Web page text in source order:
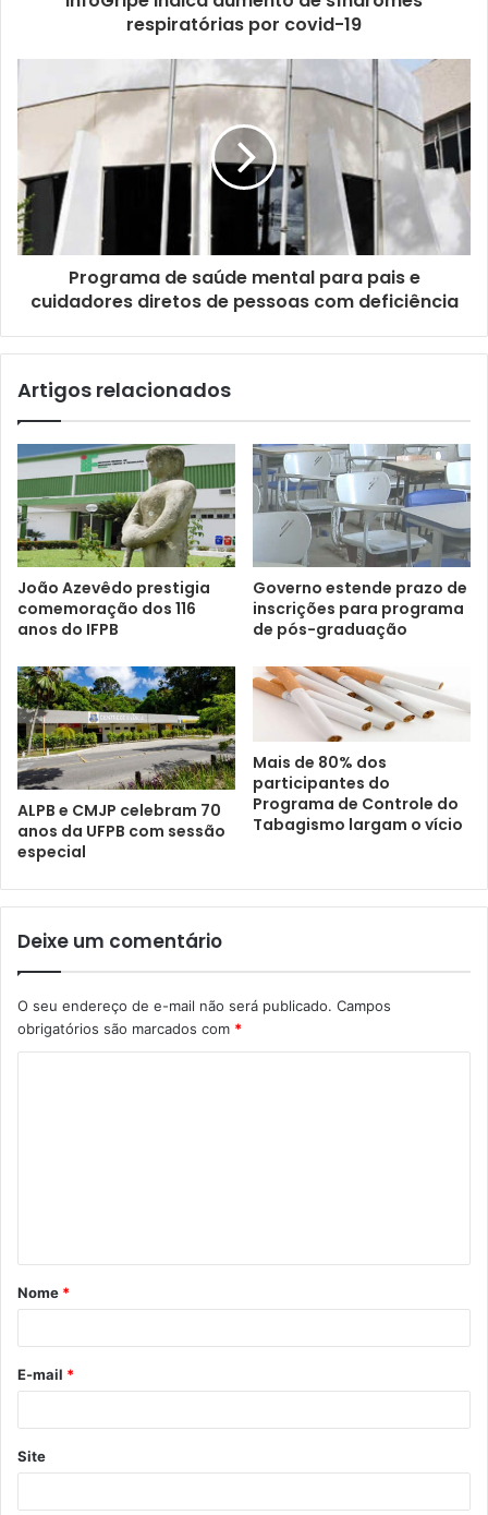
m
l
respiratórias por covid-19
Programa de saúde mental para pais e
cuidadores diretos de pessoas com deficiência
Artigos relacionados
João Azevêdo prestigia
comemoração dos 116
anos do IFPB
Governo estende prazo de
inscrições para programa
de pós-graduação
ALPB e CMJP celebram 70
anos da UFPB com sessão
especial
Mais de 80% dos
participantes do
Programa de Controle do
Tabagismo largam o vício
Deixe um comentário
O seu endereço de e-mail não será publicado. Campos
obrigatórios são marcados com *
Nome *
E-mail *
Site